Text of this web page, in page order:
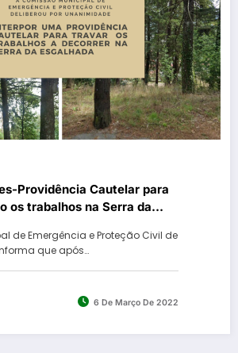
Providência Cautelar para
os trabalhos na Serra da
de Emergência e Proteção Civil de
que após…
6 De Março De 2022